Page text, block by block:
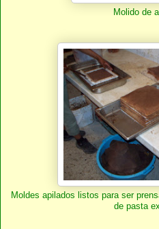
Molido de
Moldes apilados listos para ser
de pasta